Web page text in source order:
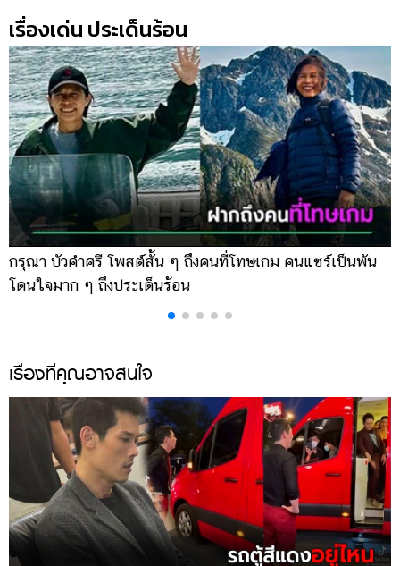
เรื่องเด่น ประเด็นร้อน
กรุณา บัวคำศรี โพสต์สั้น ๆ ถึงคนที่โทษเกม คนแชร์เป็นพัน
โดนใจมาก ๆ ถึงประเด็นร้อน
เรื่องที่คุณอาจสนใจ